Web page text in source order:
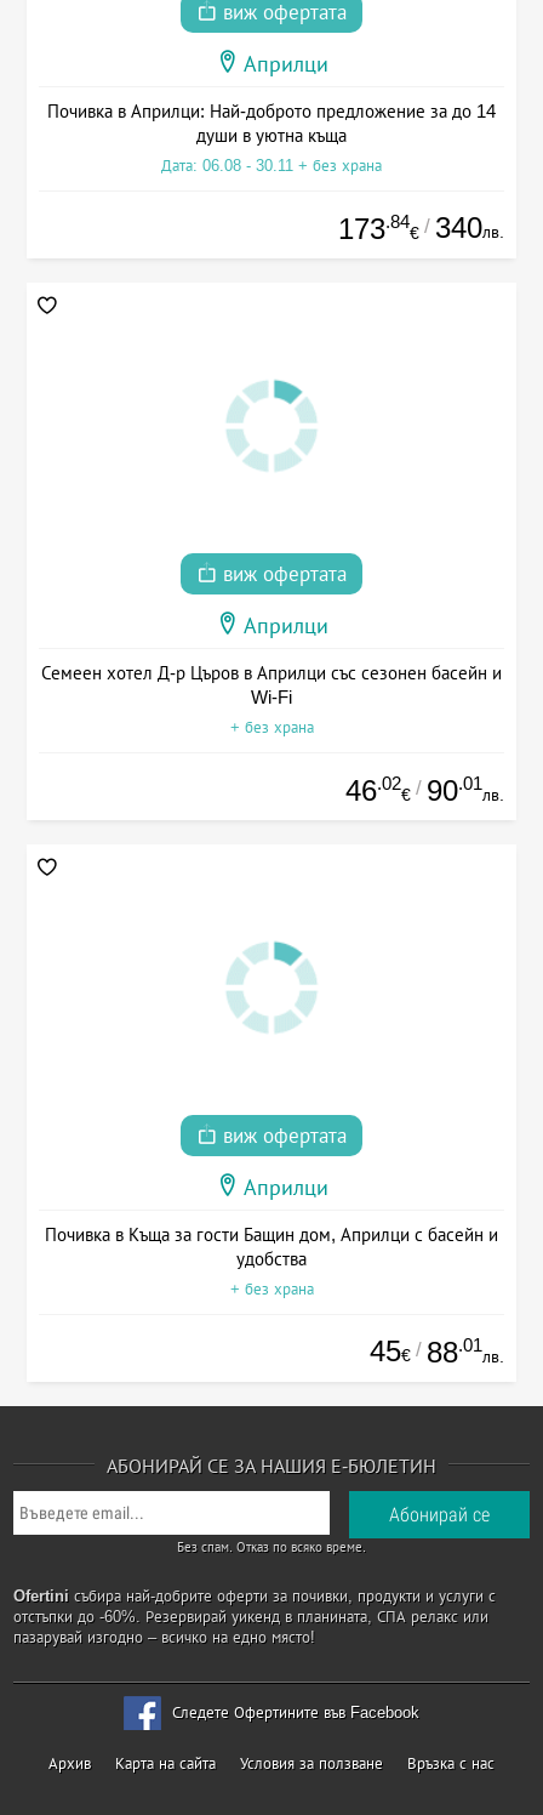
виж офертата
Априлци
Почивка в Априлци: Най-доброто предложение за до 14
души в уютна къща
Дата: 06.08 - 30.11 + без храна
173.84
€ / 340лв.
виж офертата
Априлци
Семеен хотел Д-р Църов в Априлци със сезонен басейн и
Wi-Fi
+ без храна
46.02
€ / 90.01
лв.
виж офертата
Априлци
Почивка в Къща за гости Бащин дом, Априлци с басейн и
удобства
+ без храна
45€ / 88.01
лв.
АБОНИРАЙ СЕ ЗА НАШИЯ Е-БЮЛЕТИН
Без спам. Отказ по всяко време.
Ofertini събира най-добрите оферти за почивки, продукти и услуги с
отстъпки до -60%. Резервирай уикенд в планината, СПА релакс или
пазарувай изгодно – всичко на едно място!
Следете Офертините във Facebook
Архив Карта на сайта Условия за ползване Връзка с нас